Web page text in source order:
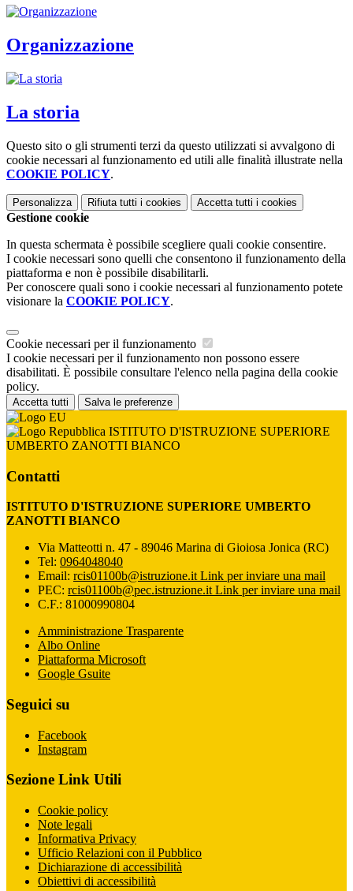
Organizzazione
La storia
Questo sito o gli strumenti terzi da questo utilizzati si avvalgono di
cookie necessari al funzionamento ed utili alle finalità illustrate nella
COOKIE POLICY.
Personalizza Rifiuta tutti i cookies Accetta tutti i cookies
Gestione cookie
In questa schermata è possibile scegliere quali cookie consentire.
I cookie necessari sono quelli che consentono il funzionamento della
piattaforma e non è possibile disabilitarli.
Per conoscere quali sono i cookie necessari al funzionamento potete
visionare la COOKIE POLICY.
Cookie necessari per il funzionamento
I cookie necessari per il funzionamento non possono essere
disabilitati. È possibile consultare l'elenco nella pagina della cookie
policy.
Accetta tutti Salva le preferenze
ISTITUTO D'ISTRUZIONE SUPERIORE
UMBERTO ZANOTTI BIANCO
Contatti
ISTITUTO D'ISTRUZIONE SUPERIORE UMBERTO
ZANOTTI BIANCO
Via Matteotti n. 47 - 89046 Marina di Gioiosa Jonica (RC)
Tel: 0964048040
Email: rcis01100b@istruzione.it Link per inviare una mail
PEC: rcis01100b@pec.istruzione.it Link per inviare una mail
C.F.: 81000990804
Amministrazione Trasparente
Albo Online
Piattaforma Microsoft
Google Gsuite
Seguici su
Facebook
Instagram
Sezione Link Utili
Cookie policy
Note legali
Informativa Privacy
Ufficio Relazioni con il Pubblico
Dichiarazione di accessibilità
Obiettivi di accessibilità